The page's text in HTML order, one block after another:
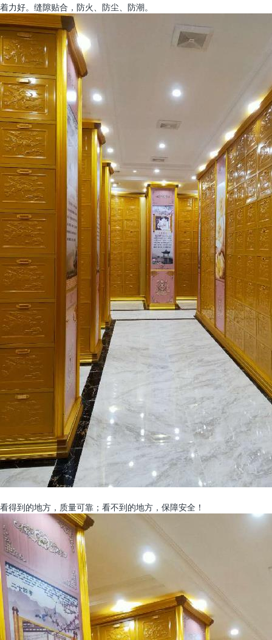
着力好。缝隙贴合，防火、防尘、防潮。
看得到的地方，质量可靠；看不到的地方，保障安全！